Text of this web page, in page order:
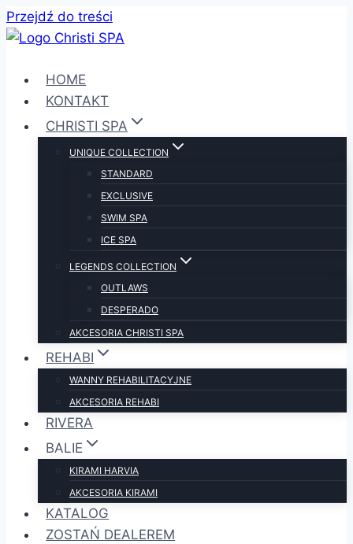
Przejdź do treści
HOME
KONTAKT
CHRISTI SPA
UNIQUE COLLECTION
STANDARD
EXCLUSIVE
SWIM SPA
ICE SPA
LEGENDS COLLECTION
OUTLAWS
DESPERADO
AKCESORIA CHRISTI SPA
REHABI
WANNY REHABILITACYJNE
AKCESORIA REHABI
RIVERA
BALIE
KIRAMI HARVIA
AKCESORIA KIRAMI
KATALOG
ZOSTAŃ DEALEREM